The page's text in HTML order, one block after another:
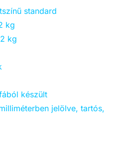
standard
kg
kg
készült
jelölve, tartós,